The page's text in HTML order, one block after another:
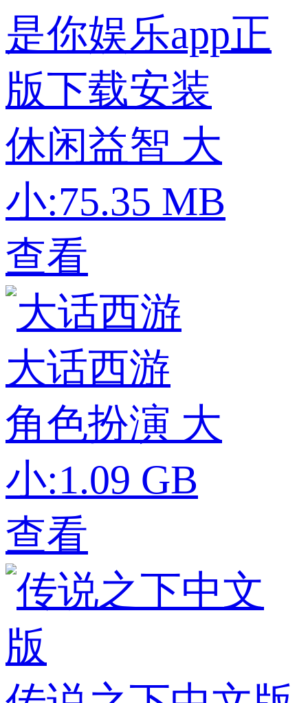
是你娱乐app正
版下载安装
休闲益智 大
小:75.35 MB
查看
大话西游
角色扮演 大
小:1.09 GB
查看